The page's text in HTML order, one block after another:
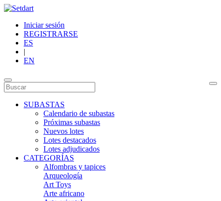
Iniciar sesión
REGISTRARSE
ES
|
EN
SUBASTAS
Calendario de subastas
Próximas subastas
Nuevos lotes
Lotes destacados
Lotes adjudicados
CATEGORÍAS
Alfombras y tapices
Arqueología
Art Toys
Arte africano